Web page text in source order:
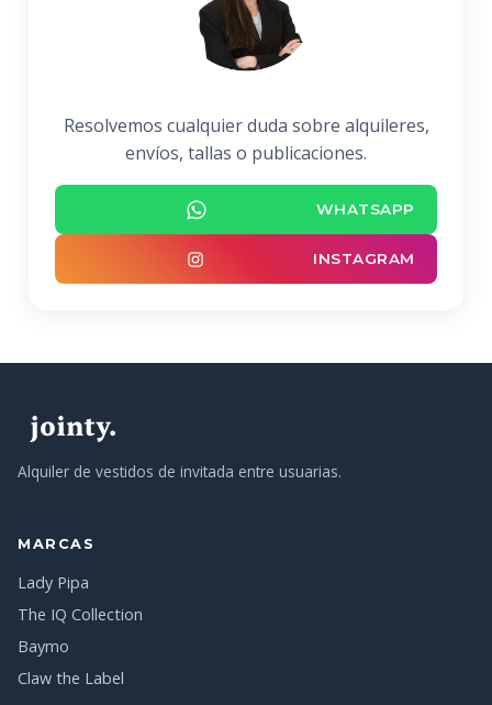
Resolvemos cualquier duda sobre alquileres,
envíos, tallas o publicaciones.
WHATSAPP
INSTAGRAM
Alquiler de vestidos de invitada entre usuarias.
MARCAS
Lady Pipa
The IQ Collection
Baymo
Claw the Label